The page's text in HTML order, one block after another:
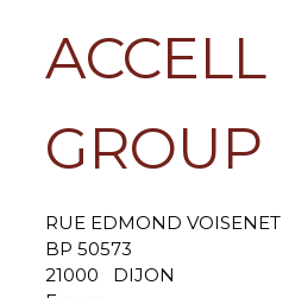
ACCELL
GROUP
RUE EDMOND VOISENET
BP 50573
21000
DIJON